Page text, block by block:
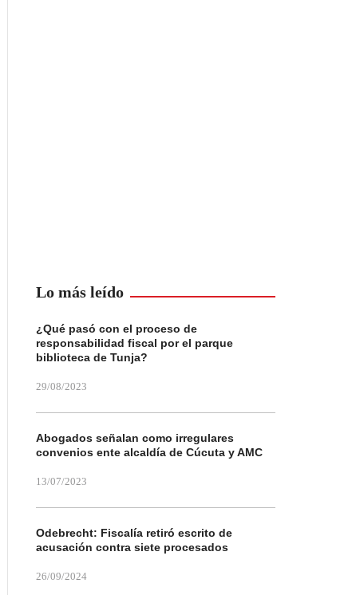
Lo más leído
¿Qué pasó con el proceso de
responsabilidad fiscal por el parque
biblioteca de Tunja?
29/08/2023
Abogados señalan como irregulares
convenios ente alcaldía de Cúcuta y AMC
13/07/2023
Odebrecht: Fiscalía retiró escrito de
acusación contra siete procesados
26/09/2024